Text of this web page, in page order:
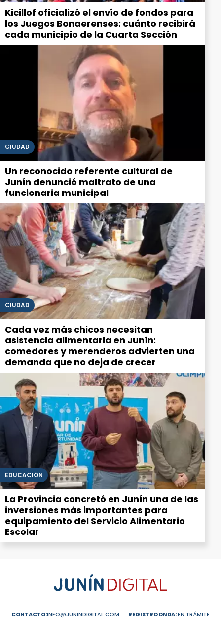
Kicillof oficializó el envío de fondos para
los Juegos Bonaerenses: cuánto recibirá
cada municipio de la Cuarta Sección
CIUDAD
Un reconocido referente cultural de
Junín denunció maltrato de una
funcionaria municipal
CIUDAD
Cada vez más chicos necesitan
asistencia alimentaria en Junín:
comedores y merenderos advierten una
demanda que no deja de crecer
EDUCACIÓN
La Provincia concretó en Junín una de las
inversiones más importantes para
equipamiento del Servicio Alimentario
Escolar
CONTACTO:INFO@JUNINDIGITAL.COM REGISTRO DNDA:EN TRÁMITE